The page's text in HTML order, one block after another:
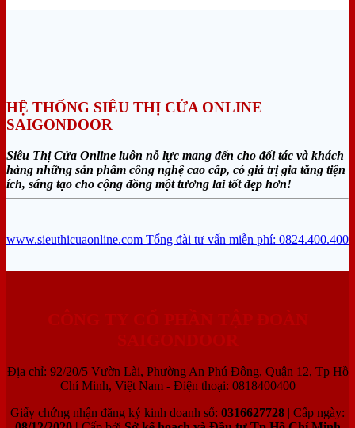
HỆ THỐNG SIÊU THỊ CỬA ONLINE
SAIGONDOOR
Siêu Thị Cửa Online luôn nỗ lực mang đến cho đối tác và khách
hàng những sản phẩm công nghệ cao cấp, có giá trị gia tăng tiện
ích, sáng tạo cho cộng đồng một tương lai tốt đẹp hơn!
www.sieuthicuaonline.com Tổng đài tư vấn miễn phí: 0824.400.400
Địa chỉ: 92/20/5 Vườn Lài, Phường An Phú Đông, Quận 12, Tp Hồ
Chí Minh, Việt Nam - Điện thoại: 0818400400
Giấy chứng nhận đăng ký kinh doanh số: 0316627728 | Cấp ngày: